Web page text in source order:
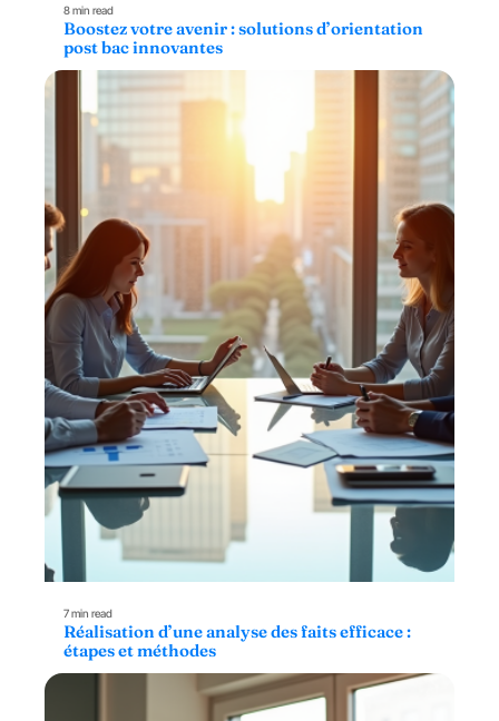
8 min read
Boostez votre avenir : solutions d’orientation
post bac innovantes
7 min read
Réalisation d’une analyse des faits efficace :
étapes et méthodes